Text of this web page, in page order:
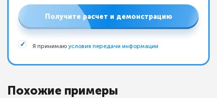
Получите расчет и демонстрацию
Я принимаю условия передачи информации
Похожие примеры